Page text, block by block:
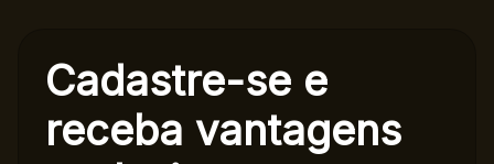
Cadastre-se e
receba vantagens